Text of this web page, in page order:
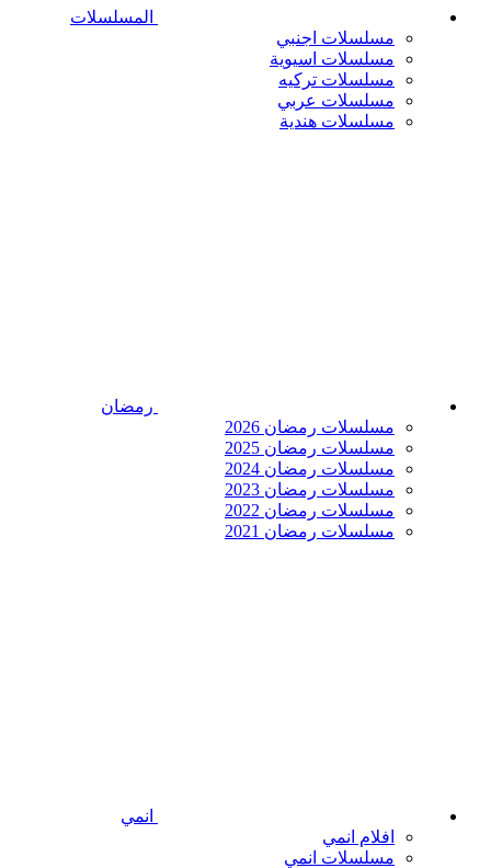
المسلسلات
مسلسلات اجنبي
مسلسلات اسيوية
مسلسلات تركيه
مسلسلات عربي
مسلسلات هندية
رمضان
مسلسلات رمضان 2026
مسلسلات رمضان 2025
مسلسلات رمضان 2024
مسلسلات رمضان 2023
مسلسلات رمضان 2022
مسلسلات رمضان 2021
انمي
افلام انمي
مسلسلات انمي